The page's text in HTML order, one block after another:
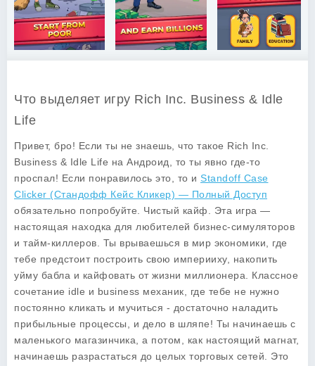
Что выделяет игру Rich Inc. Business & Idle
Life
Привет, бро! Если ты не знаешь, что такое Rich Inc.
Business & Idle Life на Андроид, то ты явно где-то
проспал! Если понравилось это, то и Standoff Case
Clicker (Стандофф Кейс Кликер) — Полный Доступ
обязательно попробуйте. Чистый кайф. Эта игра —
настоящая находка для любителей бизнес-симуляторов
и тайм-киллеров. Ты врываешься в мир экономики, где
тебе предстоит построить свою империиху, накопить
уйму бабла и кайфовать от жизни миллионера. Классное
сочетание idle и business механик, где тебе не нужно
постоянно кликать и мучиться - достаточно наладить
прибыльные процессы, и дело в шляпе! Ты начинаешь с
маленького магазинчика, а потом, как настоящий магнат,
начинаешь разрастаться до целых торговых сетей. Это